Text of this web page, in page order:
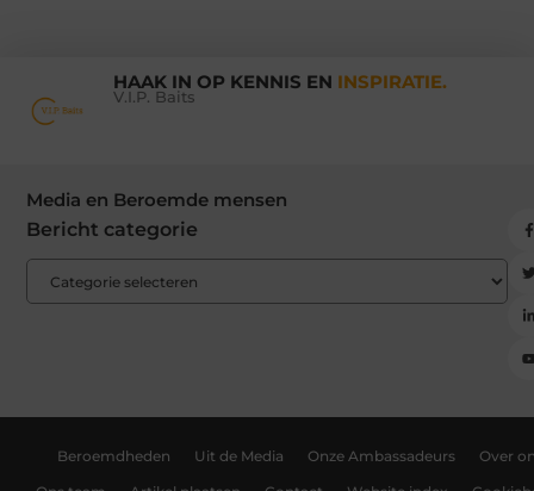
HAAK IN OP KENNIS EN INSPIRATIE.
V.I.P. Baits
Media en Beroemde mensen
Bericht categorie
Beroemdheden Uit de Media Onze Ambassadeurs Over